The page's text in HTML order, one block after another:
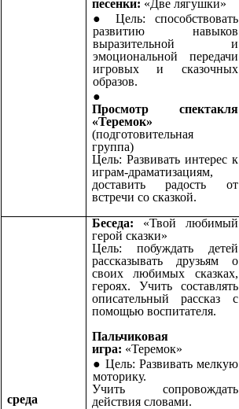
песенки: «Две лягушки»
Цель: способствовать
развитию навыков
выразительной и
эмоциональной передачи
игровых и сказочных
образов.
Просмотр спектакля
«Теремок»
(подготовительная
группа)
Цель: Развивать интерес к
играм-драматизациям,
доставить радость от
встречи со сказкой.
среда
Беседа: «Твой любимый
герой сказки»
Цель: побуждать детей
рассказывать друзьям о
своих любимых сказках,
героях. Учить составлять
описательный рассказ с
помощью воспитателя.
Пальчиковая
игра: «Теремок»
Цель: Развивать мелкую
моторику.
Учить сопровождать
действия словами.